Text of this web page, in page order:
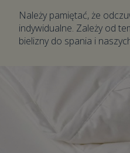
Należy pamiętać, że
indywidualne. Zależy od
bielizny do spania i